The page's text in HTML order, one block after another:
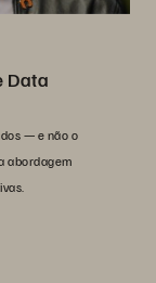
Data
— e não o
abordagem